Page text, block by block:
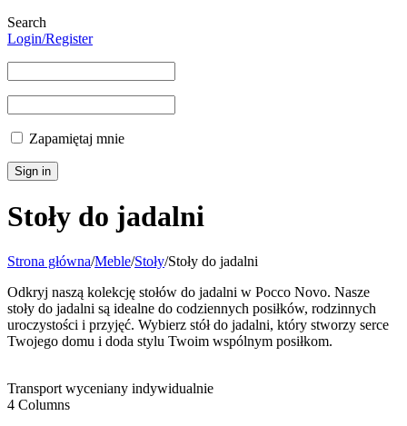
Search
Login/Register
Zapamiętaj mnie
Stoły do jadalni
Strona główna/Meble/Stoły/Stoły do jadalni
Odkryj naszą kolekcję stołów do jadalni w Pocco Novo. Nasze
stoły do jadalni są idealne do codziennych posiłków, rodzinnych
uroczystości i przyjęć. Wybierz stół do jadalni, który stworzy serce
Twojego domu i doda stylu Twoim wspólnym posiłkom.
Transport wyceniany indywidualnie
4 Columns